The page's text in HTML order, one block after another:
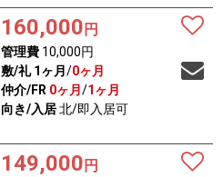
160,000 円
管理費10,000円
敷/礼 1ヶ月 /0ヶ月
仲介/FR 0ヶ月 /1ヶ月
向き/入居北/即入居可
149,000 円